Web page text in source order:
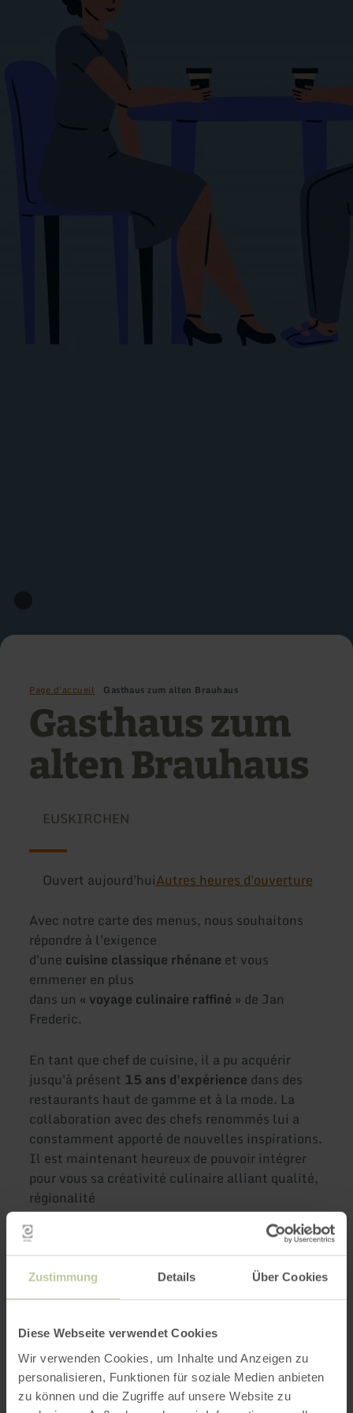
Zustimmung Details Über Cookies
Diese Webseite verwendet Cookies
Wir verwenden Cookies, um Inhalte und Anzeigen zu
personalisieren, Funktionen für soziale Medien anbieten
zu können und die Zugriffe auf unsere Website zu
Page d'accueil Gasthaus zum alten Brauhaus
Gasthaus zum
alten Brauhaus
EUSKIRCHEN
Ouvert aujourd'huiAutres heures d'ouverture
Avec notre carte des menus, nous souhaitons
répondre à l'exigence
d'une cuisine classique rhénane et vous
emmener en plus
dans un « voyage culinaire raffiné » de Jan
Frederic.
En tant que chef de cuisine, il a pu acquérir
jusqu'à présent 15 ans d'expérience dans des
restaurants haut de gamme et à la mode. La
collaboration avec des chefs renommés lui a
constamment apporté de nouvelles inspirations.
Il est maintenant heureux de pouvoir intégrer
pour vous sa créativité culinaire alliant qualité,
régionalité
et durabilitéavec des plats traditionnels et
internationaux dans
notre carte des menus.
Plus
d'informations